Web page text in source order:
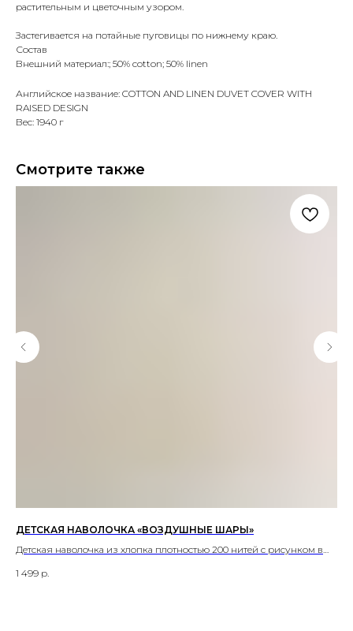
растительным и цветочным узором.
Застегивается на потайные пуговицы по нижнему краю.
Состав
Внешний материал:; 50% cotton; 50% linen
Английское название: COTTON AND LINEN DUVET COVER WITH
RAISED DESIGN
Вес: 1940 г
Смотрите также
ДЕТСКАЯ НАВОЛОЧКА «ВОЗДУШНЫЕ ШАРЫ»
Детская наволочка из хлопка плотностью 200 нитей с рисунком в
1 499 р.